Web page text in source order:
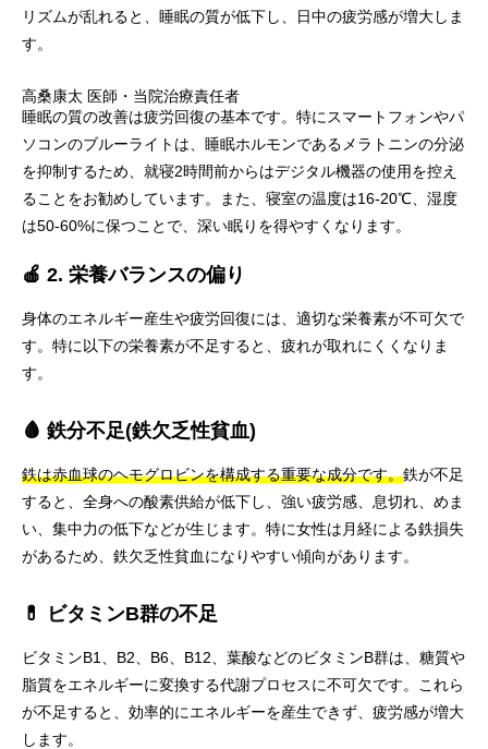
リズムが乱れると、睡眠の質が低下し、日中の疲労感が増大しま
す。
高桑康太 医師・当院治療責任者
睡眠の質の改善は疲労回復の基本です。特にスマートフォンやパ
ソコンのブルーライトは、睡眠ホルモンであるメラトニンの分泌
を抑制するため、就寝2時間前からはデジタル機器の使用を控え
ることをお勧めしています。また、寝室の温度は16-20℃、湿度
は50-60%に保つことで、深い眠りを得やすくなります。
🍎 2. 栄養バランスの偏り
身体のエネルギー産生や疲労回復には、適切な栄養素が不可欠で
す。特に以下の栄養素が不足すると、疲れが取れにくくなりま
す。
🩸 鉄分不足(鉄欠乏性貧血)
鉄は赤血球のヘモグロビンを構成する重要な成分です。鉄が不足
すると、全身への酸素供給が低下し、強い疲労感、息切れ、めま
い、集中力の低下などが生じます。特に女性は月経による鉄損失
があるため、鉄欠乏性貧血になりやすい傾向があります。
💊 ビタミンB群の不足
ビタミンB1、B2、B6、B12、葉酸などのビタミンB群は、糖質や
脂質をエネルギーに変換する代謝プロセスに不可欠です。これら
が不足すると、効率的にエネルギーを産生できず、疲労感が増大
します。